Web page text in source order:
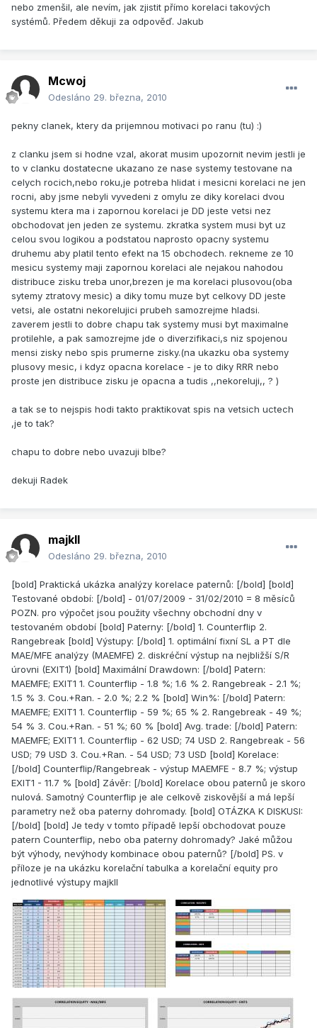
nebo zmenšil, ale nevím, jak zjistit přímo korelaci takových
systémů. Předem děkuji za odpověď. Jakub
Mcwoj
Odesláno 29. března, 2010
pekny clanek, ktery da prijemnou motivaci po ranu (tu) :)
z clanku jsem si hodne vzal, akorat musim upozornit nevim jestli je
to v clanku dostatecne ukazano ze nase systemy testovane na
celych rocich,nebo roku,je potreba hlidat i mesicni korelaci ne jen
rocni, aby jsme nebyli vyvedeni z omylu ze diky korelaci dvou
systemu ktera ma i zapornou korelaci je DD jeste vetsi nez
obchodovat jen jeden ze systemu. zkratka system musi byt uz
celou svou logikou a podstatou naprosto opacny systemu
druhemu aby platil tento efekt na 15 obchodech. rekneme ze 10
mesicu systemy maji zapornou korelaci ale nejakou nahodou
distribuce zisku treba unor,brezen je ma korelaci plusovou(oba
sytemy ztratovy mesic) a diky tomu muze byt celkovy DD jeste
vetsi, ale ostatni nekorelujici prubeh samozrejme hladsi.
zaverem jestli to dobre chapu tak systemy musi byt maximalne
protilehle, a pak samozrejme jde o diverzifikaci,s niz spojenou
mensi zisky nebo spis prumerne zisky.(na ukazku oba systemy
plusovy mesic, i kdyz opacna korelace - je to diky RRR nebo
proste jen distribuce zisku je opacna a tudis ,,nekoreluji,, ? )
a tak se to nejspis hodi takto praktikovat spis na vetsich uctech
,je to tak?
chapu to dobre nebo uvazuji blbe?
dekuji Radek
majkll
Odesláno 29. března, 2010
[bold] Praktická ukázka analýzy korelace paternů: [/bold] [bold]
Testované období: [/bold] - 01/07/2009 - 31/02/2010 = 8 měsíců
POZN. pro výpočet jsou použity všechny obchodní dny v
testovaném období [bold] Paterny: [/bold] 1. Counterflip 2.
Rangebreak [bold] Výstupy: [/bold] 1. optimální fixní SL a PT dle
MAE/MFE analýzy (MAEMFE) 2. diskréční výstup na nejbližší S/R
úrovni (EXIT1) [bold] Maximální Drawdown: [/bold] Patern:
MAEMFE; EXIT1 1. Counterflip - 1.8 %; 1.6 % 2. Rangebreak - 2.1 %;
1.5 % 3. Cou.+Ran. - 2.0 %; 2.2 % [bold] Win%: [/bold] Patern:
MAEMFE; EXIT1 1. Counterflip - 59 %; 65 % 2. Rangebreak - 49 %;
54 % 3. Cou.+Ran. - 51 %; 60 % [bold] Avg. trade: [/bold] Patern:
MAEMFE; EXIT1 1. Counterflip - 62 USD; 74 USD 2. Rangebreak - 56
USD; 79 USD 3. Cou.+Ran. - 54 USD; 73 USD [bold] Korelace:
[/bold] Counterflip/Rangebreak - výstup MAEMFE - 8.7 %; výstup
EXIT1 - 11.7 % [bold] Závěr: [/bold] Korelace obou paternů je skoro
nulová. Samotný Counterflip je ale celkově ziskovější a má lepší
parametry než oba paterny dohromady. [bold] OTÁZKA K DISKUSI:
[/bold] [bold] Je tedy v tomto případě lepší obchodovat pouze
patern Counterflip, nebo oba paterny dohromady? Jaké můžou
být výhody, nevýhody kombinace obou paternů? [/bold] PS. v
příloze je na ukázku korelační tabulka a korelační equity pro
jednotlivé výstupy majkll